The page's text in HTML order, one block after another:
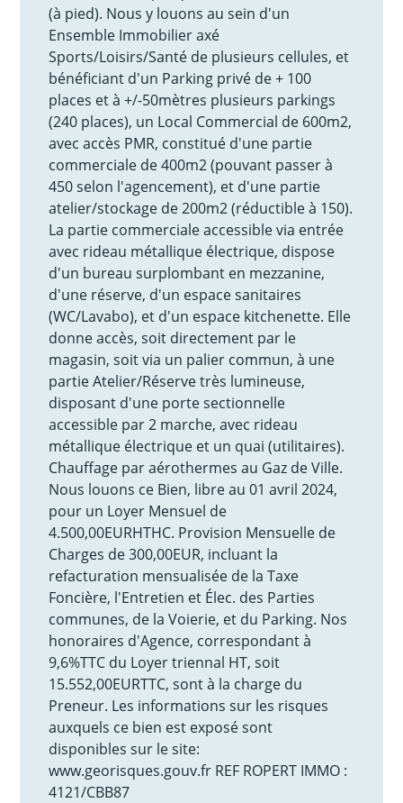
(à pied). Nous y louons au sein d'un
Ensemble Immobilier axé
Sports/Loisirs/Santé de plusieurs cellules, et
bénéficiant d'un Parking privé de + 100
places et à +/-50mètres plusieurs parkings
(240 places), un Local Commercial de 600m2,
avec accès PMR, constitué d'une partie
commerciale de 400m2 (pouvant passer à
450 selon l'agencement), et d'une partie
atelier/stockage de 200m2 (réductible à 150).
La partie commerciale accessible via entrée
avec rideau métallique électrique, dispose
d'un bureau surplombant en mezzanine,
d'une réserve, d'un espace sanitaires
(WC/Lavabo), et d'un espace kitchenette. Elle
donne accès, soit directement par le
magasin, soit via un palier commun, à une
partie Atelier/Réserve très lumineuse,
disposant d'une porte sectionnelle
accessible par 2 marche, avec rideau
métallique électrique et un quai (utilitaires).
Chauffage par aérothermes au Gaz de Ville.
Nous louons ce Bien, libre au 01 avril 2024,
pour un Loyer Mensuel de
4.500,00EURHTHC. Provision Mensuelle de
Charges de 300,00EUR, incluant la
refacturation mensualisée de la Taxe
Foncière, l'Entretien et Élec. des Parties
communes, de la Voierie, et du Parking. Nos
honoraires d'Agence, correspondant à
9,6%TTC du Loyer triennal HT, soit
15.552,00EURTTC, sont à la charge du
Preneur. Les informations sur les risques
auxquels ce bien est exposé sont
disponibles sur le site:
www.georisques.gouv.fr REF ROPERT IMMO :
4121/CBB87